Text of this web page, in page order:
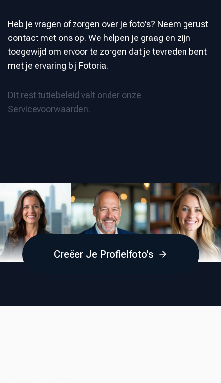
Heb je vragen of zorgen over je foto's? Neem gerust
contact met ons op. We helpen je graag en zijn
toegewijd om ervoor te zorgen dat je tevreden bent
met je ervaring bij Fotoria.
Dit restitutiebeleid valt onder onze
Servicevoorwaarden.
Creëer Je Profielfoto's